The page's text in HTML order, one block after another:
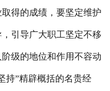
得的成绩，要坚定维护
引导广大职工坚定不移
级的地位和作用不容动
持”精辟概括的名贵经